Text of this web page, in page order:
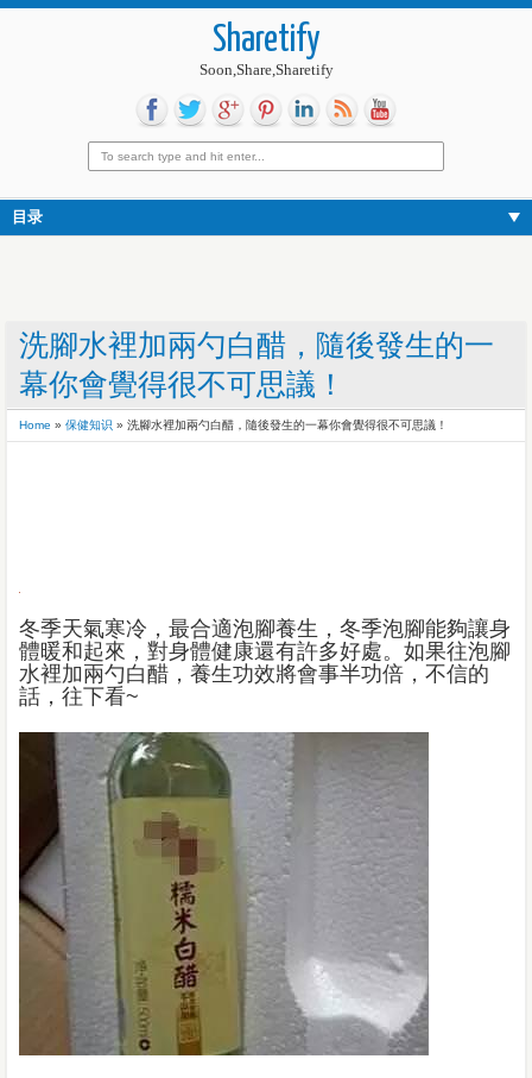
Sharetify
Soon,Share,Sharetify
目录
洗腳水裡加兩勺白醋，隨後發生的一
幕你會覺得很不可思議！
Home » 保健知识 » 洗腳水裡加兩勺白醋，隨後發生的一幕你會覺得很不可思議！
冬季天氣寒冷，最合適泡腳養生，冬季泡腳能夠讓身
體暖和起來，對身體健康還有許多好處。如果往泡腳
水裡加兩勺白醋，養生功效將會事半功倍，不信的
話，往下看~